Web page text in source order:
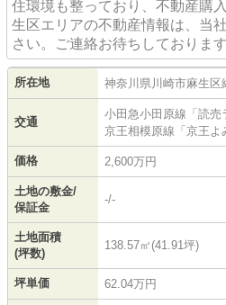
住環境も整っており、不動産購
生区エリアの不動産情報は、当
さい。ご連絡お待ちしております
所在地 神奈川県 川崎市麻生区
交通
小田急小田原線 「 読売
京王相模原線 「 京王よ
価格 2,600万円
土地の敷金/
保証金
-/-
土地面積
(坪数)
138.57㎡(41.91坪)
坪単価 62.04万円